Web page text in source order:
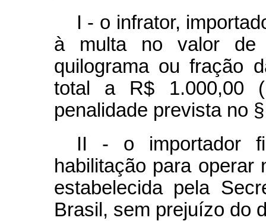
I - o infrator,
à multa no valor de
quilograma ou fração
total a R$ 1.000,00
penalidade prevista no §
II - o importador
habilitação para operar
estabelecida pela
Brasil, sem prejuízo do